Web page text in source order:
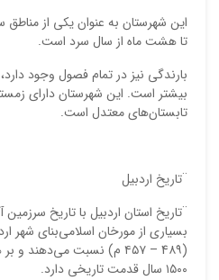
این شهرستان به عنوان یکی از مناطق
تا هشت ماه از سال سرد است.
بارندگی نیز در تمام فصول وجود
بیشتر است. این شهرستان دارای
تابستان‌های معتدل است.
¨تاریخ اردبیل
¨تاریخ‌ استان‌ اردبیل‌ با تاریخ‌
بسیاری‌ از مورخان‌ اسلامی‌بنای‌ شهر
(‌4۸۹ – ۴۵۷ م‌) نسبت‌
۱۵۰۰ سال‌ قدمت‌ تاریخی‌ دارد.